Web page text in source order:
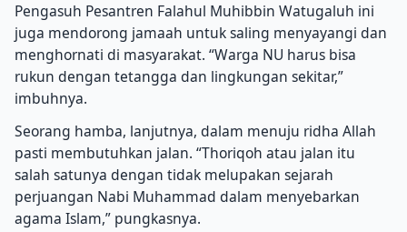
Pengasuh Pesantren Falahul Muhibbin Watugaluh ini
juga mendorong jamaah untuk saling menyayangi dan
menghornati di masyarakat. “Warga NU harus bisa
rukun dengan tetangga dan lingkungan sekitar,”
imbuhnya.
Seorang hamba, lanjutnya, dalam menuju ridha Allah
pasti membutuhkan jalan. “Thoriqoh atau jalan itu
salah satunya dengan tidak melupakan sejarah
perjuangan Nabi Muhammad dalam menyebarkan
agama Islam,” pungkasnya.